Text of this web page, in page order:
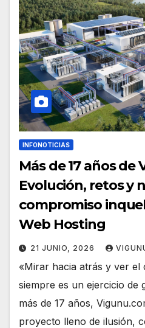
INFONOTICIAS
Más de 17 años de
Evolución, retos y
compromiso
Web Hosting
21 JUNIO, 2026
«Mirar hacia atrás y ver el
siempre es un ejercicio de
más de 17 años,
proyecto lleno de ilusión,